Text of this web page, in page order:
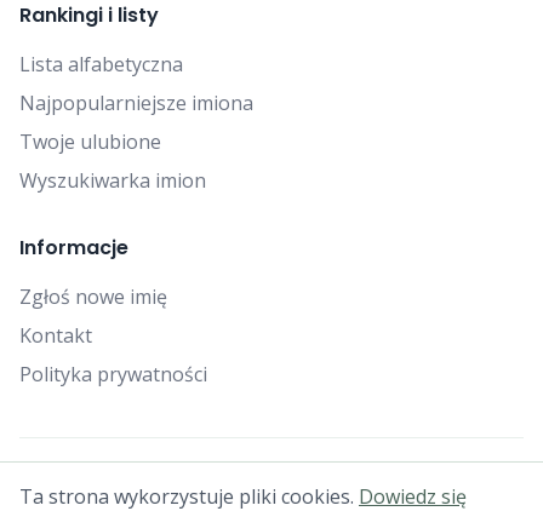
Rankingi i listy
Lista alfabetyczna
Najpopularniejsze imiona
Twoje ulubione
Wyszukiwarka imion
Informacje
Zgłoś nowe imię
Kontakt
Polityka prywatności
© 2025 Falcon Bytes. Wszelkie prawa zastrzeżone.
Ta strona wykorzystuje pliki cookies. Dowiedz się